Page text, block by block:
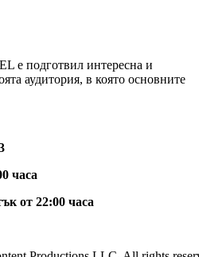
е подготвил интересна и
аудитория, в която основните
часа
от 22:00 часа